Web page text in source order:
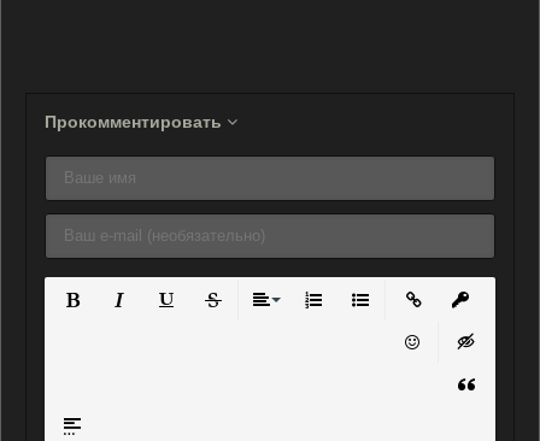
Прокомментировать
Нумерованный список
Маркированный
Вставить ссылку
Вставить